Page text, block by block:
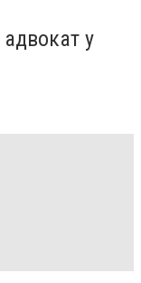
у